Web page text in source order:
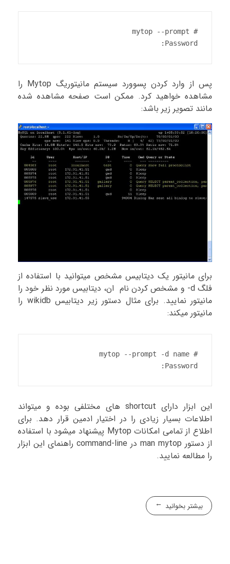
Password:
پس از وارد کردن پسوورد سیستم مانیتوریگ Mytop را
مشاهده خواهید کرد. ممکن است صفحه مشاهده شده
مانند تصویر زیر باشد:
برای مانیتور یک دیتابیس مشخص میتوانید با استفاده از
فلگ d- و مشخص کردن نام ان، دیتابیس مورد نظر خود را
مانیتور نمایید. برای مثال دستور زیر دیتابیس wikidb را
مانیتور میکند:
Password:
این ابزار دارای shortcut های مختلفی بوده و میتواند
اطلاعات بسیار زیادی را در اختیار ادمین قرار دهد. برای
اطلاع از تمامی امکانات Mytop پیشنهاد میشود با استفاده
از دستور man mytop در command-line راهنمای این ابزار
را مطالعه نمایید.
بیشتر بخوانید